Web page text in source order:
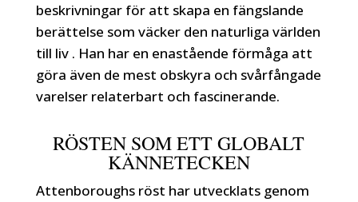
beskrivningar för att skapa en fängslande
berättelse som väcker den naturliga världen
till liv . Han har en enastående förmåga att
göra även de mest obskyra och svårfångade
varelser relaterbart och fascinerande.
RÖSTEN SOM ETT GLOBALT
KÄNNETECKEN
Attenboroughs röst har utvecklats genom